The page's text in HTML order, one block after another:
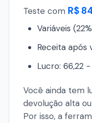
Teste com R$
Variáveis
Receita após
Lucro: 66,22
Você ainda tem
devolução alta
Por isso, a